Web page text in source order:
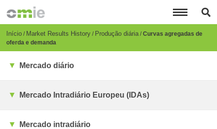
para
conteúdo
principal
Breadcrumb
Início Market Results History Produção diária Curvas agregadas de
oferda e demanda
Mercado diário
Mercado Intradiário Europeu (IDAs)
Mercado intradiário